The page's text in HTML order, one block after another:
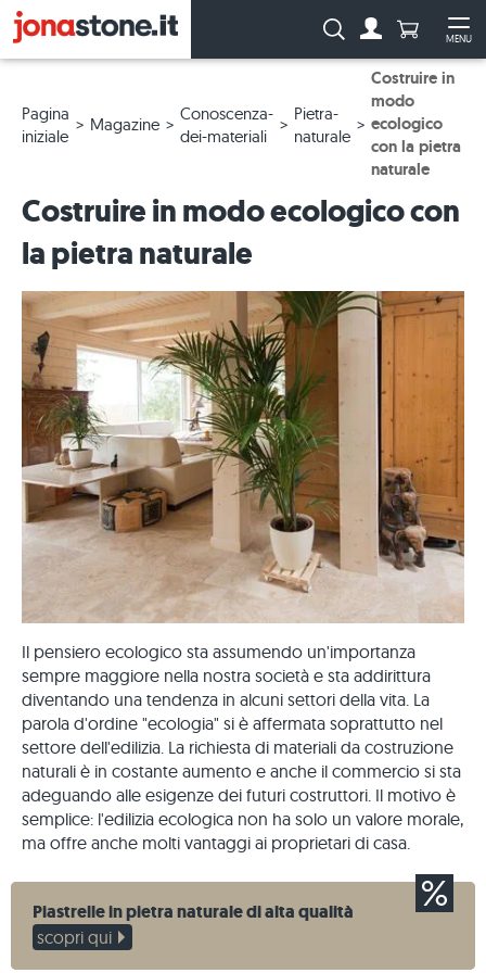
MENU
Ricerca: Numero di
Pagina
iniziale
Magazine
Conoscenza-
dei-materiali
Pietra-
naturale
Costruire in
modo
ecologico
con la pietra
naturale
Costruire in modo ecologico con
la pietra naturale
Il pensiero ecologico sta assumendo un'importanza
sempre maggiore nella nostra società e sta addirittura
diventando una tendenza in alcuni settori della vita. La
parola d'ordine "ecologia" si è affermata soprattutto nel
settore dell'edilizia. La richiesta di materiali da costruzione
naturali è in costante aumento e anche il commercio si sta
adeguando alle esigenze dei futuri costruttori. Il motivo è
semplice: l'edilizia ecologica non ha solo un valore morale,
ma offre anche molti vantaggi ai proprietari di casa.
Piastrelle in pietra naturale di alta qualità
scopri qui